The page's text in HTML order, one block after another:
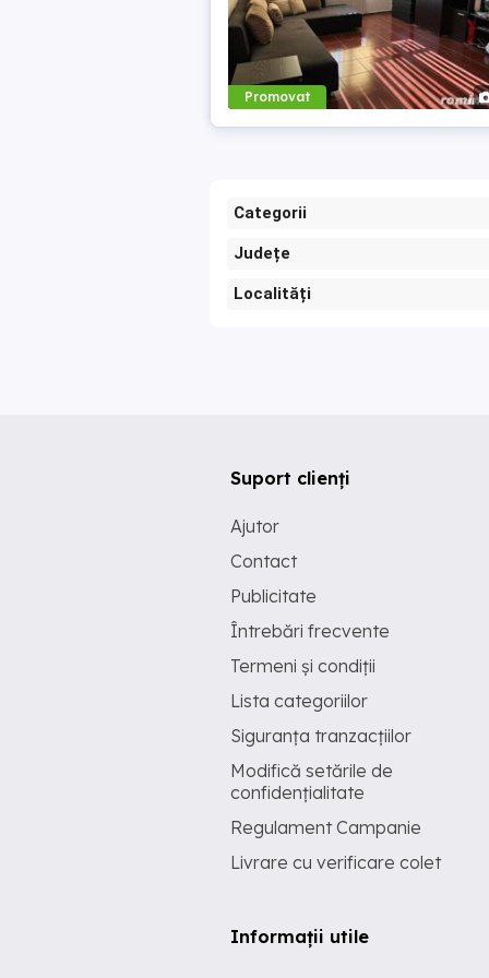
Promovat
Categorii
Județe
Localități
Suport clienți
Ajutor
Contact
Publicitate
Întrebări frecvente
Termeni și condiții
Lista categoriilor
Siguranța tranzacțiilor
Modifică setările de
confidențialitate
Regulament Campanie
Livrare cu verificare colet
Informații utile